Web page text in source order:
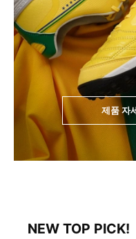
제품 자
NEW TOP PICK!